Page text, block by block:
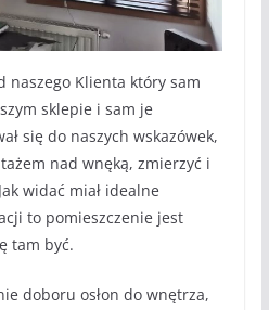
naszego Klienta który sam
sklepie i sam je
się do naszych wskazówek,
nad wnęką, zmierzyć i
widać miał idealne
to pomieszczenie jest
tam być.
doboru osłon do wnętrza,